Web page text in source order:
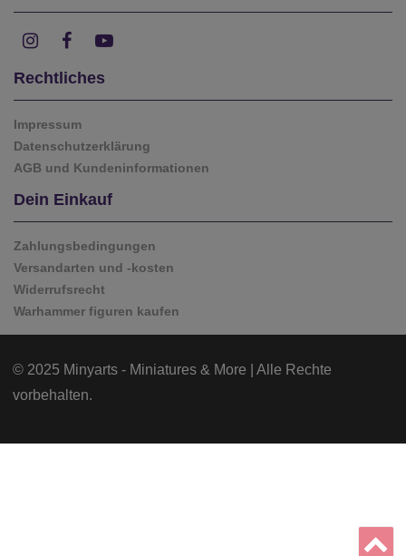
Rechtliches
Impressum
Datenschutzerklärung
AGB und Kundeninformationen
Dein Einkauf
Zahlungsbedingungen
Versandarten und -kosten
Widerrufsrecht
Warhammer figuren kaufen
© 2025 Minyarts - Miniatures & More | Alle Rechte
vorbehalten.